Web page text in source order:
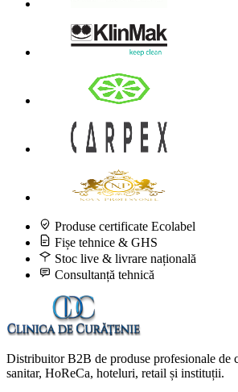
Produse certificate Ecolabel
Fișe tehnice & GHS
Stoc live & livrare națională
Consultanță tehnică
Distribuitor B2B de produse profesionale de
sanitar, HoReCa, hoteluri, retail și instituții.